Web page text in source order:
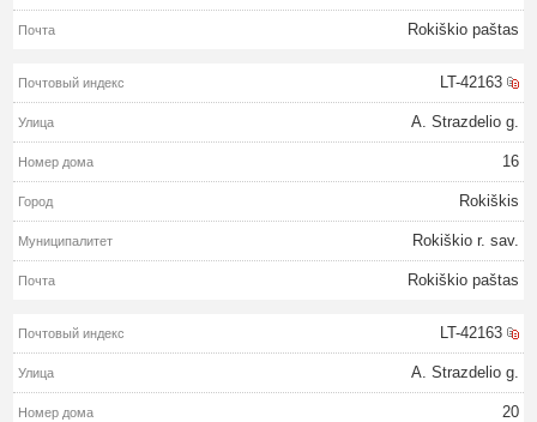
Rokiškio paštas
LT-42163
A. Strazdelio g.
16
Rokiškis
Rokiškio r. sav.
Rokiškio paštas
LT-42163
A. Strazdelio g.
20